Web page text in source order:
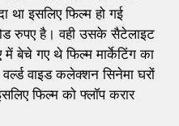
था इसलिए फिल्म हो गई
रुपए है। वही उसके सैटेलाइट
बेचे गए थे फिल्म मार्केटिंग का
वाइड कलेक्शन सिनेमा घरों
फिल्म को फ्लॉप करार